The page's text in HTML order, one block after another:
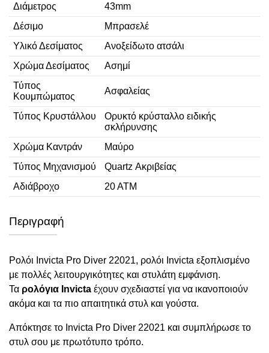
Διάμετρος
43mm
Δέσιμο
Μπρασελέ
Υλικό Δεσίματος
Ανοξείδωτο ατσάλι
Χρώμα Δεσίματος
Ασημί
Τύπος
Κουμπώματος
Ασφαλείας
Τύπος Κρυστάλλου
Ορυκτό κρύσταλλο ειδικής
σκλήρυνσης
Χρώμα Καντράν
Μαύρο
Τύπος Μηχανισμού
Quartz Ακριβείας
Αδιάβροχο
20 ΑΤΜ
Περιγραφή
Ρολόι Invicta Pro Diver 22021, ρολόι Invicta εξοπλισμένο
με πολλές λειτουργικότητες και στυλάτη εμφάνιση.
Τα ρολόγια Invicta έχουν σχεδιαστεί για να ικανοποιούν
ακόμα και τα πιο απαιτητικά στυλ και γούστα.
Απόκτησε το Invicta Pro Diver 22021 και συμπλήρωσε το
στυλ σου με πρωτότυπο τρόπο.